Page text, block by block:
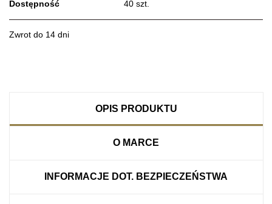
Dostępność
40 szt.
Zwrot do 14 dni
OPIS PRODUKTU
O MARCE
INFORMACJE DOT. BEZPIECZEŃSTWA